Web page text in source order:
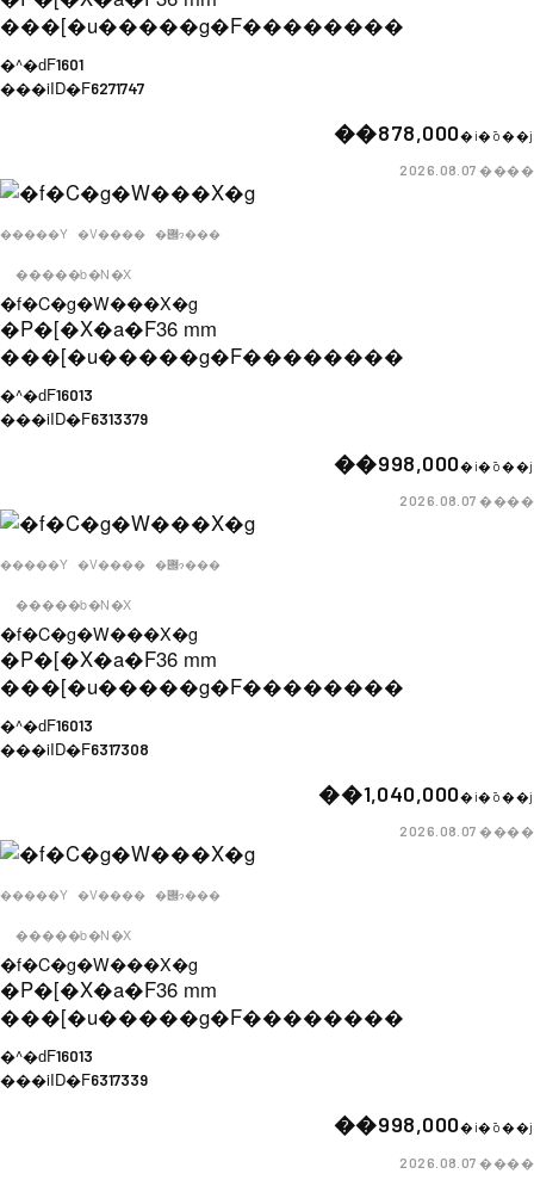
���[�u�����g�F��������
�^�ԁF1601
���iID�F6271747
��878,000�i�ō��j
2026.08.07����
�����Y �V���� �݌ɂ���
�����b�N�X
�f�C�g�W���X�g
�P�[�X�a�F36 mm
���[�u�����g�F��������
�^�ԁF16013
���iID�F6313379
��998,000�i�ō��j
2026.08.07����
�����Y �V���� �݌ɂ���
�����b�N�X
�f�C�g�W���X�g
�P�[�X�a�F36 mm
���[�u�����g�F��������
�^�ԁF16013
���iID�F6317308
��1,040,000�i�ō��j
2026.08.07����
�����Y �V���� �݌ɂ���
�����b�N�X
�f�C�g�W���X�g
�P�[�X�a�F36 mm
���[�u�����g�F��������
�^�ԁF16013
���iID�F6317339
��998,000�i�ō��j
2026.08.07����